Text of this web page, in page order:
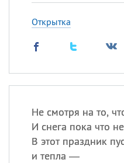
Открытка
Не смотря на то,
И снега пока что
В этот праздник
и тепла —